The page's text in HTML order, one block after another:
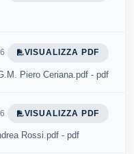
VISUALIZZA PDF
Piero Ceriana.pdf - pdf
VISUALIZZA PDF
Rossi.pdf - pdf